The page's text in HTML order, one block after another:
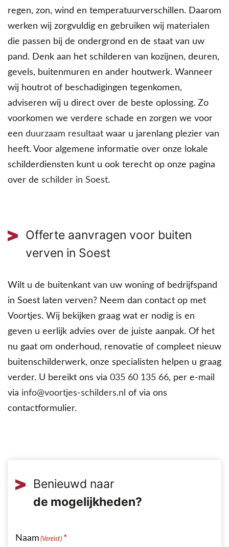
regen, zon, wind en temperatuurverschillen. Daarom
werken wij zorgvuldig en gebruiken wij materialen
die passen bij de ondergrond en de staat van uw
pand. Denk aan het schilderen van kozijnen, deuren,
gevels, buitenmuren en ander houtwerk. Wanneer
wij houtrot of beschadigingen tegenkomen,
adviseren wij u direct over de beste oplossing. Zo
voorkomen we verdere schade en zorgen we voor
een duurzaam resultaat waar u jarenlang plezier van
heeft. Voor algemene informatie over onze lokale
schilderdiensten kunt u ook terecht op onze pagina
over de schilder in Soest.
Offerte aanvragen voor buiten
verven in Soest
Wilt u de buitenkant van uw woning of bedrijfspand
in Soest laten verven? Neem dan contact op met
Voortjes. Wij bekijken graag wat er nodig is en
geven u eerlijk advies over de juiste aanpak. Of het
nu gaat om onderhoud, renovatie of compleet nieuw
buitenschilderwerk, onze specialisten helpen u graag
verder. U bereikt ons via 035 60 135 66, per e-mail
via info@voortjes-schilders.nl of via ons
contactformulier.
Benieuwd naar
Naam (Vereist)